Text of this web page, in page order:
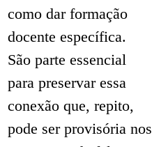
como dar formação
docente específica.
São parte essencial
para preservar essa
conexão que, repito,
pode ser provisória nos